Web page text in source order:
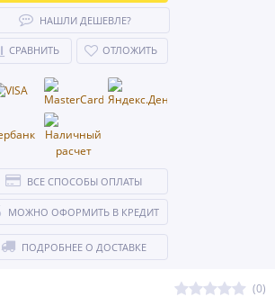
(0)
НАШЛИ ДЕШЕВЛЕ?
СРАВНИТЬ ОТЛОЖИТЬ
ВСЕ СПОСОБЫ ОПЛАТЫ
МОЖНО ОФОРМИТЬ В КРЕДИТ
ПОДРОБНЕЕ О ДОСТАВКЕ